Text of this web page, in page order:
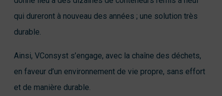
qui dureront à nouveau des années ; une solution très
durable.
Ainsi, VConsyst s’engage, avec la chaîne des déchets,
en faveur d’un environnement de vie propre, sans effort
et de manière durable.